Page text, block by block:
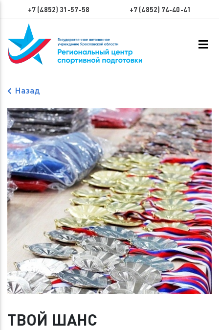
+7 (4852) 31-57-58 +7 (4852) 74-40-41
Назад
ТВОЙ ШАНС